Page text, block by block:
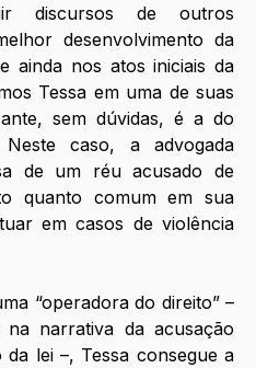
discursos de outros
desenvolvimento da
ainda nos atos iniciais da
Tessa em uma de suas
sem dúvidas, é a do
caso, a advogada
de um réu acusado de
quanto comum em sua
em casos de violência
“operadora do direito” –
narrativa da acusação
lei –, Tessa consegue a